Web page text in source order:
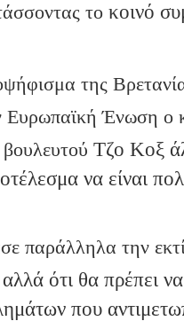
το κοινό
της
Ένωση ο
Τζο Κοξ
να είναι
παράλληλα την
ότι θα πρέπει
που